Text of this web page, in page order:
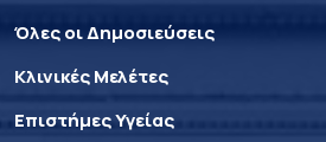
Όλες οι Δημοσιεύσεις
Κλινικές Μελέτες
Επιστήμες Υγείας